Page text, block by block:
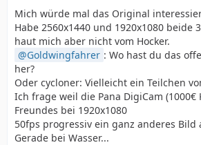
Mich würde mal das Original
Habe 2560x1440 und 1920x1080 beide
haut mich aber nicht vom Hocker.
Goldwingfahrer : Wo hast du das
her?
Oder cycloner: Vielleicht ein Teilchen
Ich frage weil die Pana DigiCam (1000€
Freundes bei 1920x1080
50fps progressiv ein ganz anderes Bild
Gerade bei Wasser...